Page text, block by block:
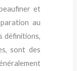
et
au
définitions,
sont des